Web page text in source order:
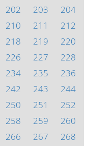
202 203
204
210 211
212
218 219
220
226 227
228
234 235
236
242 243
244
250 251
252
258 259
260
266 267
268